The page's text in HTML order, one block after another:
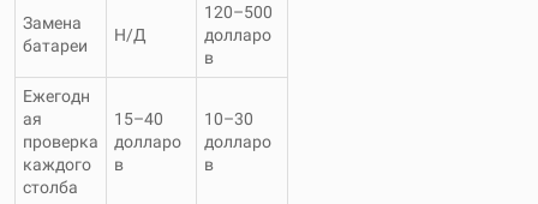
Замена
батареи
Н/Д
120–500
долларо
в
Ежегодн
ая
проверка
каждого
столба
15–40
долларо
в
10–30
долларо
в